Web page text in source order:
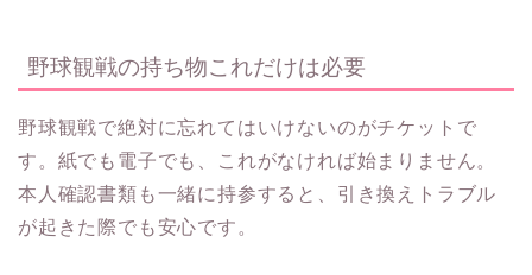
野球観戦の持ち物これだけは必要
野球観戦で絶対に忘れてはいけないのがチケットで
す。紙でも電子でも、これがなければ始まりません。
本人確認書類も一緒に持参すると、引き換えトラブル
が起きた際でも安心です。